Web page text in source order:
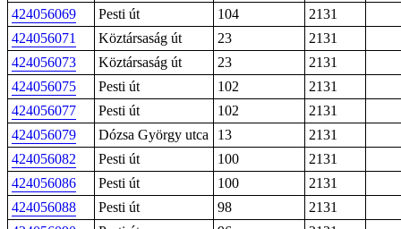
424056069
Pesti út 104
2131
424056071
Köztársaság út 23
2131
424056073
Köztársaság út 23
2131
424056075
Pesti út 102
2131
424056077
Pesti út 102
2131
424056079
Dózsa György utca 13
2131
424056082
Pesti út 100
2131
424056086
Pesti út 100
2131
424056088
Pesti út 98
2131